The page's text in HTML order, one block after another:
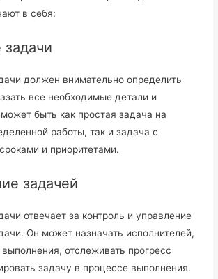
в себя:
задачи
должен внимательно определить
все необходимые детали и
быть как простая задача на
работы, так и задача с
и приоритетами.
задачей
отвечает за контроль и управление
Он может назначать исполнителей,
отслеживать прогресс
задачу в процессе выполнения.